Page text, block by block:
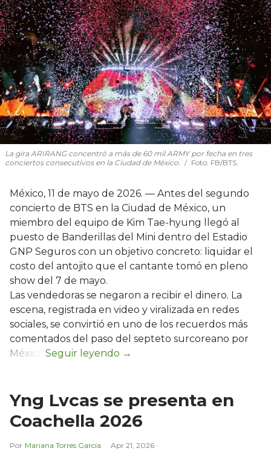
La gira ARIRANG concentró a más de 60 mil ARMY por fecha en tres
conciertos consecutivos en la Ciudad de México.
Foto: FB/BTS.
México, 11 de mayo de 2026. — Antes del segundo
concierto de BTS en la Ciudad de México, un
miembro del equipo de Kim Tae-hyung llegó al
puesto de Banderillas del Mini dentro del Estadio
GNP Seguros con un objetivo concreto: liquidar el
costo del antojito que el cantante tomó en pleno
show del 7 de mayo.
Las vendedoras se negaron a recibir el dinero. La
escena, registrada en video y viralizada en redes
sociales, se convirtió en uno de los recuerdos más
comentados del paso del septeto surcoreano por
México.
Yng Lvcas se presenta en
Coachella 2026
Mariana Torres García Apr 21, 2026